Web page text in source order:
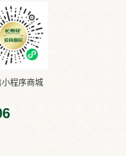
程序商城